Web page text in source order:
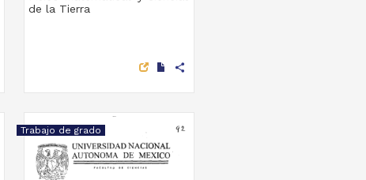
de la Tierra
share
Trabajo de grado